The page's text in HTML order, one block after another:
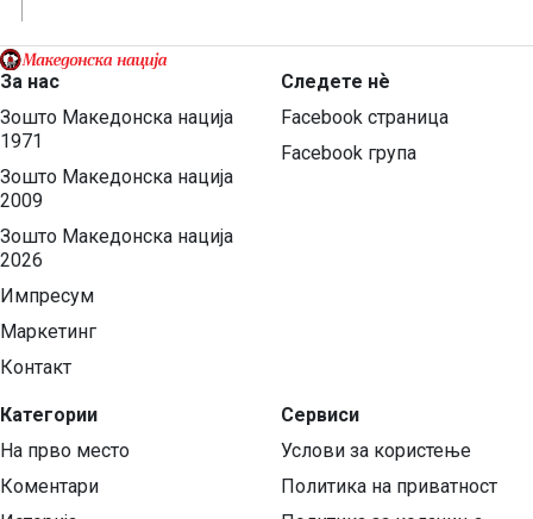
За нас
Зошто Македонска нација
1971
Зошто Македонска нација
2009
Зошто Македонска нација
2026
Импресум
Маркетинг
Контакт
Категории
На прво место
Коментари
Следете нѐ
Facebook страница
Facebook група
Сервиси
Услови за користење
Политика на приватност